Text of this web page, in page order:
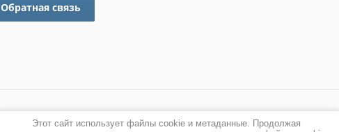
Обратная связь
Этот сайт использует файлы cookie и метаданные. Продолжая